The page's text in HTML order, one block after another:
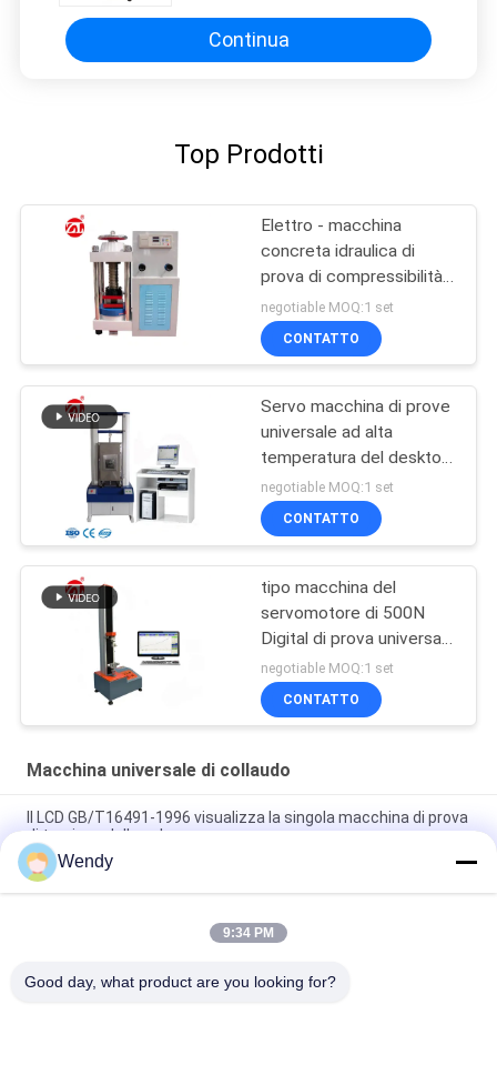
Continua
Top Prodotti
Elettro - macchina
concreta idraulica di
prova di compressibilità
di Digital
negotiable MOQ:1 set
CONTATTO
Servo macchina di prove
universale ad alta
temperatura del desktop
computer
negotiable MOQ:1 set
CONTATTO
tipo macchina del
servomotore di 500N
Digital di prova universale
di resistenza alla trazione
del tessuto
negotiable MOQ:1 set
CONTATTO
Macchina universale di collaudo
Il LCD GB/T16491-1996 visualizza la singola macchina di prova
di trazione della colonna
Macchina di prova di trazione di gomma elettronica, macchina
di prova del tessuto del tessuto 5KN
Strumento di resistenza alla trazione dell'universale del
Wendy
9:34 PM
Good day, what product are you looking for?